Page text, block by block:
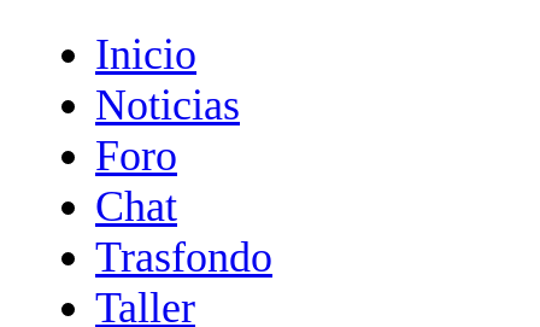
Inicio
Noticias
Foro
Chat
Trasfondo
Taller